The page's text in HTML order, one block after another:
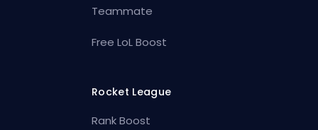
Teammate
Free LoL Boost
Rocket League
Rank Boost